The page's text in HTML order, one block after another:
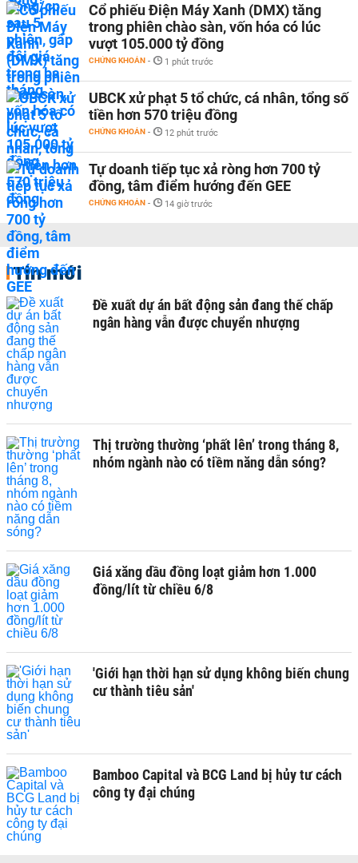
Cổ phiếu Điện Máy Xanh (DMX) tăng
trong phiên chào sàn, vốn hóa có lúc
vượt 105.000 tỷ đồng
CHỨNG KHOÁN - 1 phút trước
UBCK xử phạt 5 tổ chức, cá nhân, tổng số
tiền hơn 570 triệu đồng
CHỨNG KHOÁN - 12 phút trước
Tự doanh tiếp tục xả ròng hơn 700 tỷ
đồng, tâm điểm hướng đến GEE
CHỨNG KHOÁN - 14 giờ trước
Tin mới
Đề xuất dự án bất động sản đang thế chấp
ngân hàng vẫn được chuyển nhượng
Thị trường thường ‘phất lên’ trong tháng 8,
nhóm ngành nào có tiềm năng dẫn sóng?
Giá xăng dầu đồng loạt giảm hơn 1.000
đồng/lít từ chiều 6/8
'Giới hạn thời hạn sử dụng không biến chung
cư thành tiêu sản'
Bamboo Capital và BCG Land bị hủy tư cách
công ty đại chúng